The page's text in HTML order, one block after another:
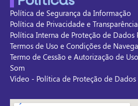
Política de Segurança da Informação
Política de Privacidade e
Política Interna de Proteção de Dados
Termos de Uso e Condições de
Termo de Cessão e Autorização de
Som
Vídeo - Política de Proteção de Dados